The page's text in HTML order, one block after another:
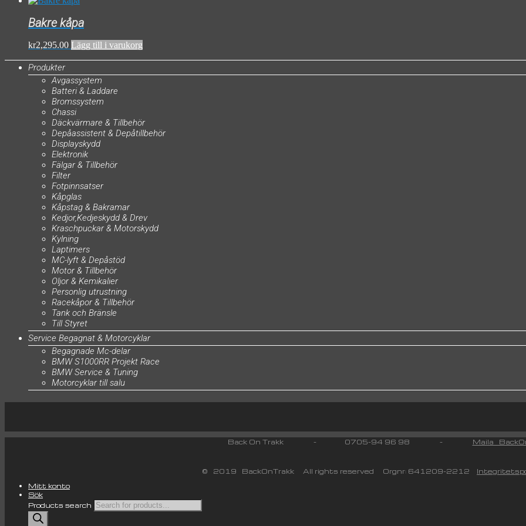
Bakre kåpa
kr2,295.00 Lägg till i varukorg
Produkter
Avgassystem
Batteri & Laddare
Bromssystem
Chassi
Däckvärmare & Tillbehör
Depåassistent & Depåtillbehör
Displayskydd
Elektronik
Fälgar & Tillbehör
Filter
Fotpinnsatser
Kåpglas
Kåpstag & Bakramar
Kedjor,Kedjeskydd & Drev
Kraschpuckar & Motorskydd
Kylning
Laptimers
MC-lyft & Depåstöd
Motor & Tillbehör
Oljor & Kemikalier
Personlig utrustning
Racekåpor & Tillbehör
Tank och Bränsle
Till Styret
Service Begagnat & Motorcyklar
Begagnade Mc-delar
BMW S1000RR Projekt Race
BMW Service & Tuning
Motorcyklar till salu
Back On Trakk - 0705-94 96 98 - Maila
© 2019 BackOnTrakk All rights reserved Orgnr: 641209-2212
Mitt konto
Sök
Products search